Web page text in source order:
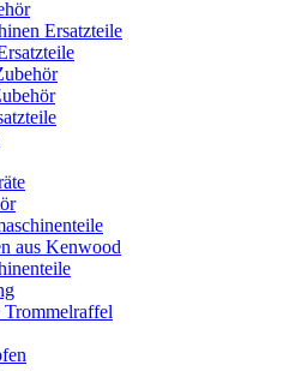
Ersatzteile
aus Kenwood
Trommelraffel